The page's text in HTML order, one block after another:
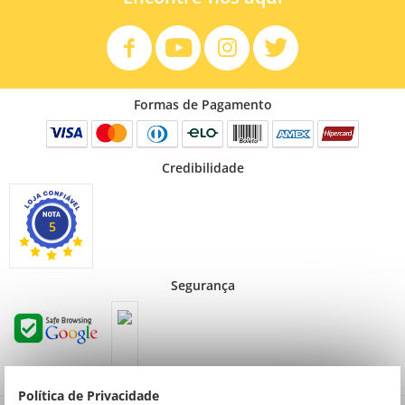
Política de Privacidade
Formas de Pagamento
Credibilidade
5
Segurança